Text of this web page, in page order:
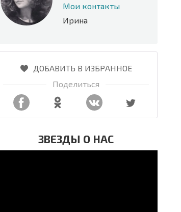
Мои контакты
Ирина
ДОБАВИТЬ В ИЗБРАННОЕ
Поделиться
ЗВЕЗДЫ О НАС